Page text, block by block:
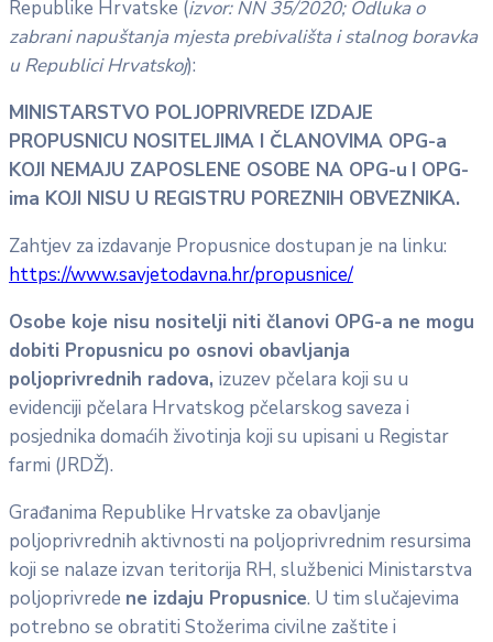
Republike Hrvatske (izvor: NN 35/2020; Odluka o
zabrani napuštanja mjesta prebivališta i stalnog boravka
u Republici Hrvatskoj):
MINISTARSTVO POLJOPRIVREDE IZDAJE
PROPUSNICU NOSITELJIMA I ČLANOVIMA OPG-a
KOJI NEMAJU ZAPOSLENE OSOBE NA OPG-u I OPG-
ima KOJI NISU U REGISTRU POREZNIH OBVEZNIKA.
Zahtjev za izdavanje Propusnice dostupan je na linku:
https://www.savjetodavna.hr/propusnice/
Osobe koje nisu nositelji niti članovi OPG-a ne mogu
dobiti Propusnicu po osnovi obavljanja
poljoprivrednih radova, izuzev pčelara koji su u
evidenciji pčelara Hrvatskog pčelarskog saveza i
posjednika domaćih životinja koji su upisani u Registar
farmi (JRDŽ).
Građanima Republike Hrvatske za obavljanje
poljoprivrednih aktivnosti na poljoprivrednim resursima
koji se nalaze izvan teritorija RH, službenici Ministarstva
poljoprivrede ne izdaju Propusnice. U tim slučajevima
potrebno se obratiti Stožerima civilne zaštite i